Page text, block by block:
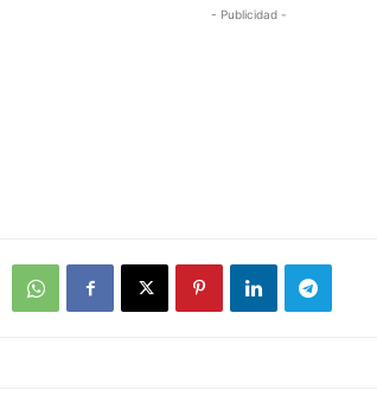
- Publicidad -